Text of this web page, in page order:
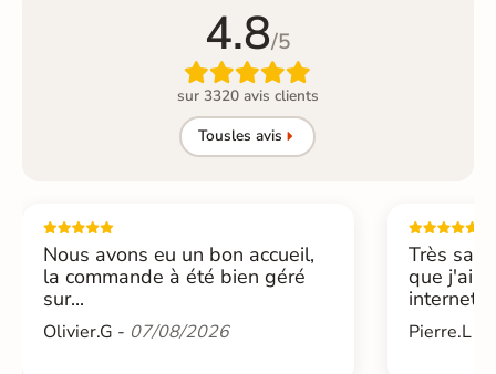
4.8/5

sur 3320 avis clients
Tousles avis
Nous avons eu un bon accueil,
la commande à été bien géré
sur...
Olivier.G - 07/08/2026
Très
que j'ai
internet....
Pierre.L -